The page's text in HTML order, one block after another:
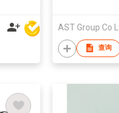
AST Group Co
查询